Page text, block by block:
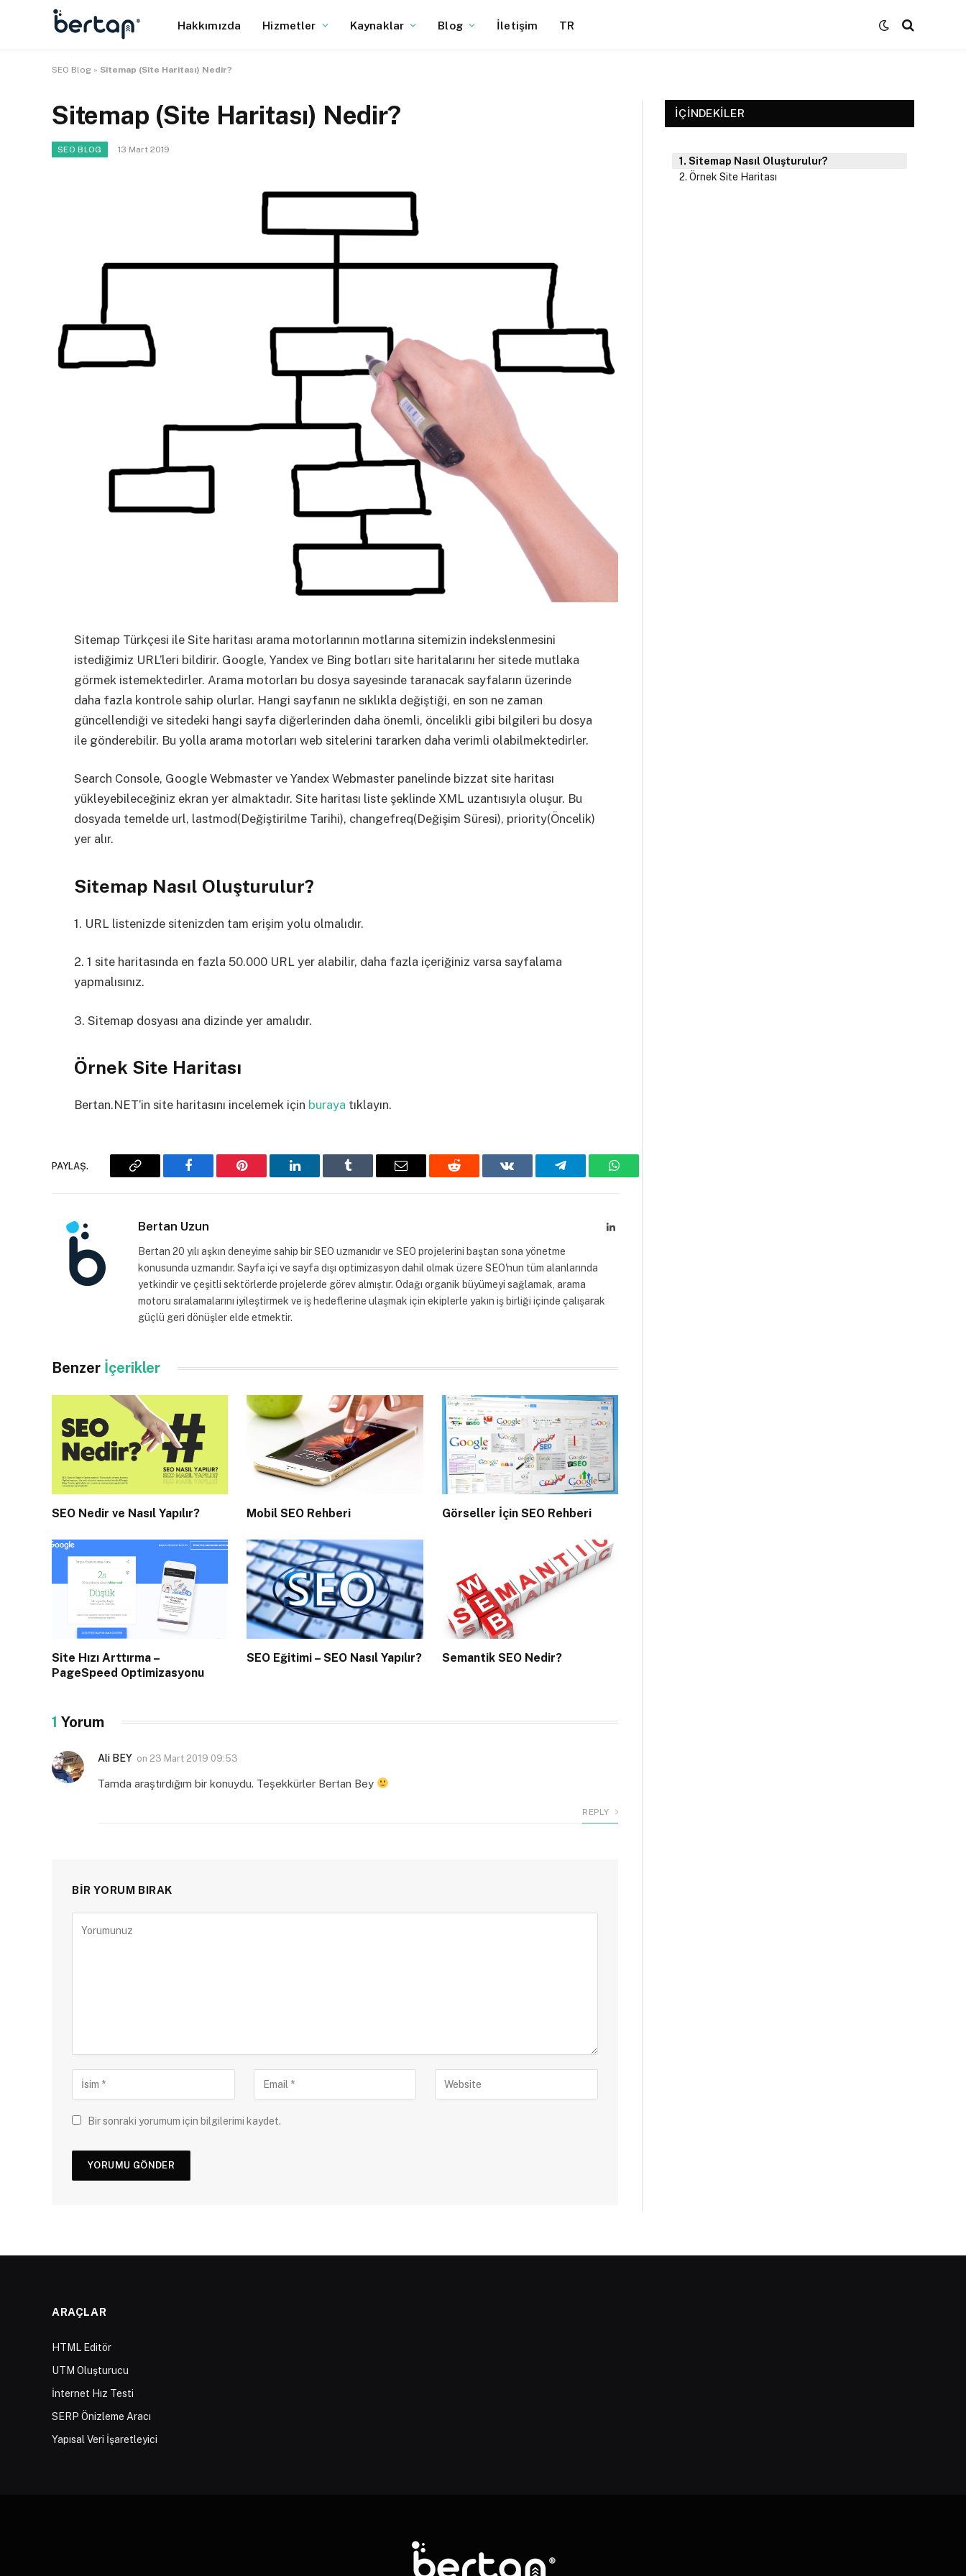
Hakkımızda Hizmetler Kaynaklar Blog İletişim TR
SEO Blog » Sitemap (Site Haritası) Nedir?
Sitemap (Site Haritası) Nedir?
SEO BLOG 13 Mart 2019
Sitemap Türkçesi ile Site haritası arama motorlarının motlarına sitemizin indekslenmesini
istediğimiz URL’leri bildirir. Google, Yandex ve Bing botları site haritalarını her sitede mutlaka
görmek istemektedirler. Arama motorları bu dosya sayesinde taranacak sayfaların üzerinde
daha fazla kontrole sahip olurlar. Hangi sayfanın ne sıklıkla değiştiği, en son ne zaman
güncellendiği ve sitedeki hangi sayfa diğerlerinden daha önemli, öncelikli gibi bilgileri bu dosya
ile gönderebilir. Bu yolla arama motorları web sitelerini tararken daha verimli olabilmektedirler.
Search Console, Google Webmaster ve Yandex Webmaster panelinde bizzat site haritası
yükleyebileceğiniz ekran yer almaktadır. Site haritası liste şeklinde XML uzantısıyla oluşur. Bu
dosyada temelde url, lastmod(Değiştirilme Tarihi), changefreq(Değişim Süresi), priority(Öncelik)
yer alır.
Sitemap Nasıl Oluşturulur?
1. URL listenizde sitenizden tam erişim yolu olmalıdır.
2. 1 site haritasında en fazla 50.000 URL yer alabilir, daha fazla içeriğiniz varsa sayfalama
yapmalısınız.
3. Sitemap dosyası ana dizinde yer amalıdır.
Örnek Site Haritası
Bertan.NET’in site haritasını incelemek için buraya tıklayın.
PAYLAŞ.
Copy
Facebook Pinterest LinkedIn Tumblr Email Reddit VKontakteTelegram WhatsApp
Bertan Uzun LinkedIn
Bertan 20 yılı aşkın deneyime sahip bir SEO uzmanıdır ve SEO projelerini baştan sona yönetme
konusunda uzmandır. Sayfa içi ve sayfa dışı optimizasyon dahil olmak üzere SEO'nun tüm alanlarında
yetkindir ve çeşitli sektörlerde projelerde görev almıştır. Odağı organik büyümeyi sağlamak, arama
motoru sıralamalarını iyileştirmek ve iş hedeflerine ulaşmak için ekiplerle yakın iş birliği içinde çalışarak
güçlü geri dönüşler elde etmektir.
Benzer İçerikler
SEO Nedir ve Nasıl Yapılır? Mobil SEO Rehberi Görseller İçin SEO Rehberi
Site Hızı Arttırma –
PageSpeed Optimizasyonu
SEO Eğitimi – SEO Nasıl Yapılır? Semantik SEO Nedir?
1 Yorum
Ali BEY on 23 Mart 2019 09:53
Tamda araştırdığım bir konuydu. Teşekkürler Bertan Bey
REPLY
BIR YORUM BIRAK
Bir sonraki yorumum için bilgilerimi kaydet.
İÇINDEKILER
Sitemap Nasıl Oluşturulur?
Örnek Site Haritası
ARAÇLAR
HTML Editör
UTM Oluşturucu
İnternet Hız Testi
SERP Önizleme Aracı
Yapısal Veri İşaretleyici